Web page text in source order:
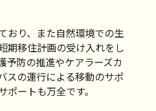
おり、また自然環境での生
期移住計画の受け入れをし
予防の推進やケアラーズカ
スの運行による移動のサポ
ートも万全です。